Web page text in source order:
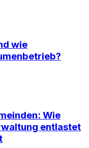
wie
Wie
entlastet